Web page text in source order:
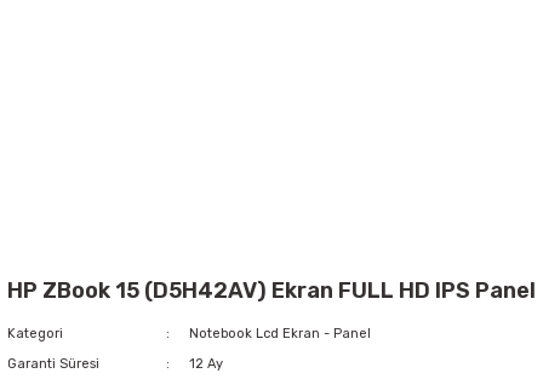
HP ZBook 15 (D5H42AV) Ekran FULL HD IPS Panel
Kategori
Notebook Lcd Ekran - Panel
Garanti Süresi
12 Ay